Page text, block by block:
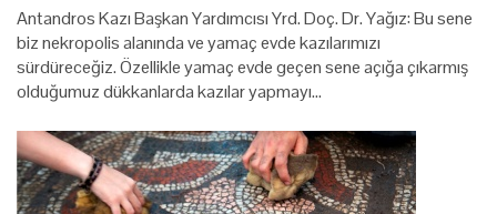
Antandros Kazı Başkan Yardımcısı Yrd. Doç. Dr. Yağız: Bu sene
biz nekropolis alanında ve yamaç evde kazılarımızı
sürdüreceğiz. Özellikle yamaç evde geçen sene açığa çıkarmış
olduğumuz dükkanlarda kazılar yapmayı…